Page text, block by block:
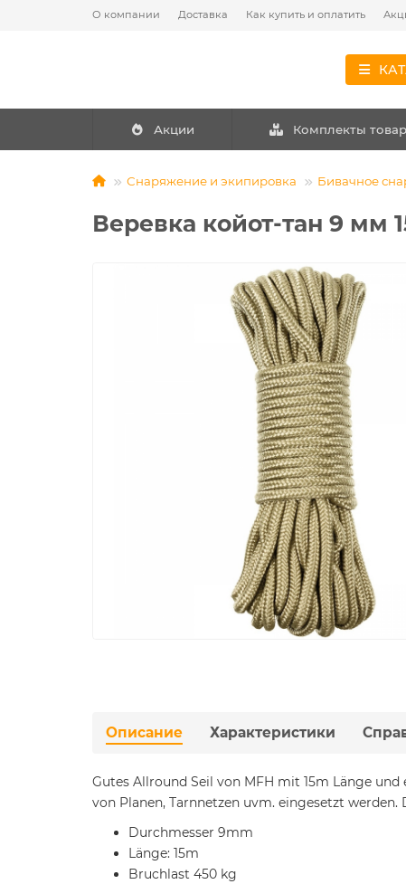
О компании Доставка Как купить и оплатить
Акции Комплекты
Снаряжение и экипировка Бивачное
Веревка койот-тан 9 мм
Описание Характеристики
Gutes Allround Seil von MFH mit 15m Länge
von Planen, Tarnnetzen uvm. eingesetzt
Durchmesser 9mm
Länge: 15m
Bruchlast 450 kg